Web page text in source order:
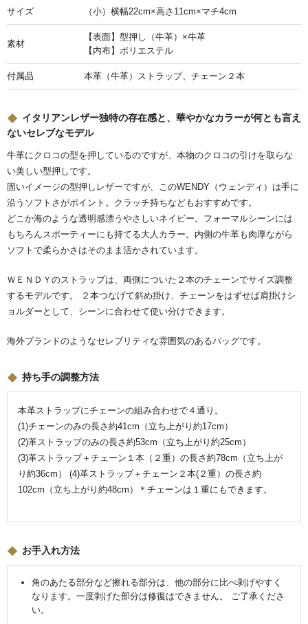
サイズ （小）横幅22cm×高さ11cm×マチ4cm
素材
【表面】型押し（牛革）×牛革
【内布】ポリエステル
付属品 本革（牛革）ストラップ、チェーン２本
イタリアンレザー独特の存在感と、華やかなカラーが何とも言え
ないセレブなモデル
牛革にクロコの型を押しているのですが、本物のクロコの引けを取らな
い美しい型押しです。
固いイメージの型押しレザーですが、このWENDY（ウェンディ）は手に
沿うソフトさがポイント。クラッチ持ちなどもおすすめです。
どこか海のような透明感漂うやさしいネイビー。フォーマルシーンには
もちろんスポーティーにも持てる大人カラー。内側の牛革も肉厚ながら
ソフトで柔らかさはそのまま活かされています。
ＷＥＮＤＹのストラップは、両側についた２本のチェーンでサイズ調整
するモデルです。 ２本つなげて斜め掛け、チェーンをはずせば肩掛けシ
ョルダーとして、シーンに合わせて使い分けできます。
海外ブランドのようなセレブリティな雰囲気のあるバッグです。
持ち手の調整方法
本革ストラップにチェーンの組み合わせで４通り。
(1)チェーンのみの長さ約41cm（立ち上がり約17cm）
(2)革ストラップのみの長さ約53cm（立ち上がり約25cm）
(3)革ストラップ＋チェーン１本（２重）の長さ約78cm（立ち上が
り約36cm） (4)革ストラップ＋チェーン２本(２重）の長さ約
102cm（立ち上がり約48cm）＊チェーンは１重にもできます。
お手入れ方法
角のあたる部分など擦れる部分は、他の部分に比べ剥げやすく
なります。一度剥げた部分は修復はできません。 ご了承くださ
い。